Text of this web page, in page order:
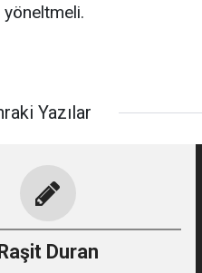
yöneltmeli.
Yazılar
Duran